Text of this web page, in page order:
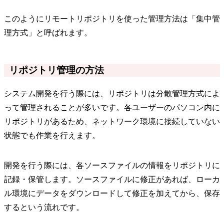
このようにリモートリポジトリを使った管理方法は「集中管
理方式」と呼ばれます。
リポジトリ管理の方法
システム開発を行う際には、リポジトリは分散管理方式によ
って管理されることが多いです。各ユーザーのパソコン内に
リポジトリがあるため、ネットワーク環境に接続していない
状態でも作業を行えます。
開発を行う際には、各ソースファイルの情報をリポジトリに
記録・保管します。ソースファイルに修正があれば、ローカ
ル環境にデータをダウンロードして修正を加えてから、保存
するという流れです。